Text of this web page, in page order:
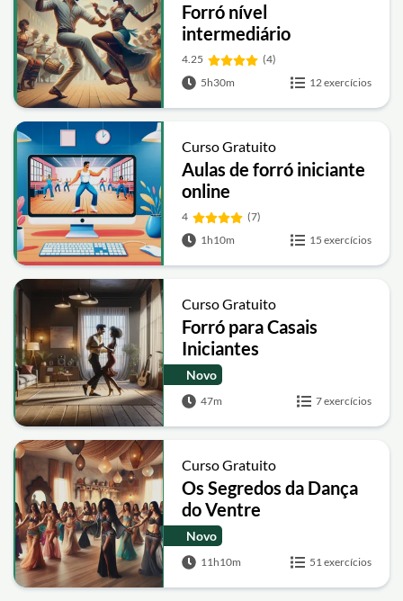
Forró nível
intermediário
4.25
(4)
5h30m
12 exercícios
Curso Gratuito
Aulas de forró iniciante
online
4
(7)
1h10m
15 exercícios
Curso Gratuito
Forró para Casais
Iniciantes
Novo
47m 7 exercícios
Curso Gratuito
Os Segredos da Dança
do Ventre
Novo
11h10m 51 exercícios